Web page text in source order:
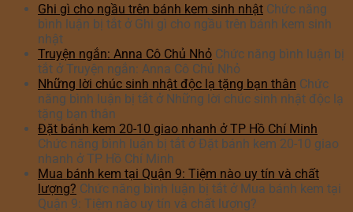
Ghi gì cho ngầu trên bánh kem sinh nhật Chức năng
bình luận bị tắt ở Ghi gì cho ngầu trên bánh kem sinh
nhật
Truyện ngắn: Anna Cô Chủ Nhỏ Chức năng bình luận bị
tắt ở Truyện ngắn: Anna Cô Chủ Nhỏ
Những lời chúc sinh nhật độc lạ tặng bạn thân Chức
năng bình luận bị tắt ở Những lời chúc sinh nhật độc lạ
tặng bạn thân
Đặt bánh kem 20-10 giao nhanh ở TP Hồ Chí Minh
Chức năng bình luận bị tắt ở Đặt bánh kem 20-10 giao
nhanh ở TP Hồ Chí Minh
Mua bánh kem tại Quận 9: Tiệm nào uy tín và chất
lượng? Chức năng bình luận bị tắt ở Mua bánh kem tại
Quận 9: Tiệm nào uy tín và chất lượng?